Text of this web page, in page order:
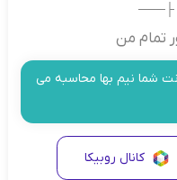
تمام من
شما نیم بها محاسبه می
کانال روبیکا